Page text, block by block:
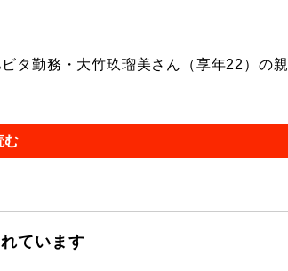
タ勤務・大竹玖瑠美さん（享年22）の親
む
ています